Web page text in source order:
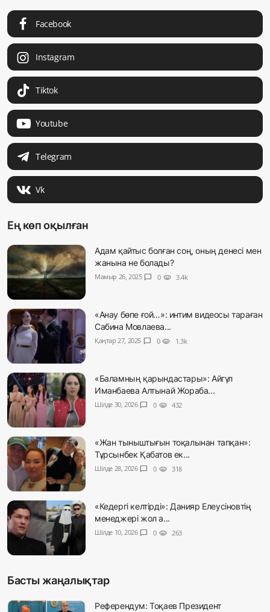
Facebook
Instagram
Tiktok
Youtube
Telegram
Vk
Ең көп оқылған
Адам қайтыс болған соң, оның денесі мен
жанына не болады?
Мамыр 26, 2025 chat_bubble 0 visibility 3.4k
«Анау бөпе ғой…»: интим видеосы тараған
Сабина Мовлаева...
Қаңтар 27, 2025 chat_bubble 0 visibility 1.3k
«Баламның қарындастары»: Айгүл
Иманбаева Алтынай Жораба...
Шілде 30, 2026 chat_bubble 0 visibility 432
«Жан тыныштығын тоқалынан тапқан»:
Тұрсынбек Қабатов ек...
Шілде 28, 2026 chat_bubble 0 visibility 318
«Кедергі келтірді»: Данияр Елеусіновтің
менеджері жол а...
Шілде 10, 2026 chat_bubble 0 visibility 263
Басты жаңалықтар
Референдум: Тоқаев Президент